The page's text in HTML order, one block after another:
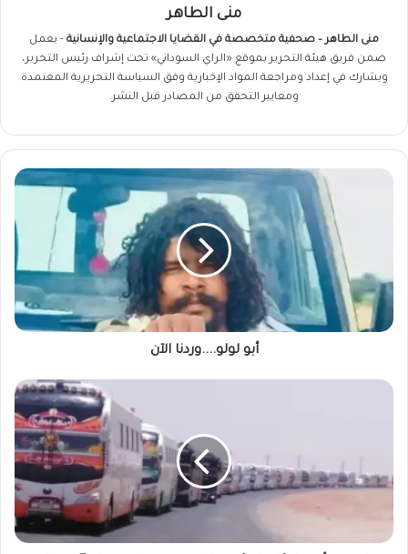
منى الطاهر
منى الطاهر – صحفية متخصصة في القضايا الاجتماعية والإنسانية - يعمل
ضمن فريق هيئة التحرير بموقع «الراي السوداني» تحت إشراف رئيس التحرير،
ويشارك في إعداد ومراجعة المواد الإخبارية وفق السياسة التحريرية المعتمدة
ومعايير التحقق من المصادر قبل النشر.
أبو
أبو لولو....وردنا الآن
زيادة
بوقف
5
سنوات